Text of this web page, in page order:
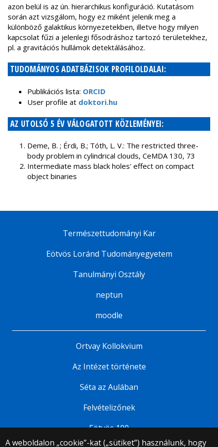
azon belül is az ún. hierarchikus konfiguráció. Kutatásom
során azt vizsgálom, hogy ez miként jelenik meg a
különböző galaktikus környezetekben, illetve hogy milyen
kapcsolat fűzi a jelenlegi fősodráshoz tartozó területekhez,
pl. a gravitációs hullámok detektálásához.
TUDOMÁNYOS ADATBÁZISOK PROFILOLDALAI:
Publikációs lista: ORCID
User profile at doktori.hu
AZ UTOLSÓ 5 ÉV VÁLOGATOTT KÖZLEMÉNYEI:
Deme, B. ; Érdi, B.; Tóth, L. V.: The restricted three-
body problem in cylindrical clouds, CeMDA 130, 73
Intermediate mass black holes' effect on compact
object binaries
A weboldalon „cookie”-kat („sütiket”) használunk, hogy
Természettudományi Kar
Eötvös Loránd Tudományegyetem
Tanulmányi Osztály
neptun
moodle
Ortvay Kollokvium
Az Intézet története
Séta az Aulában
Felvételizőnek
Eötvös 100